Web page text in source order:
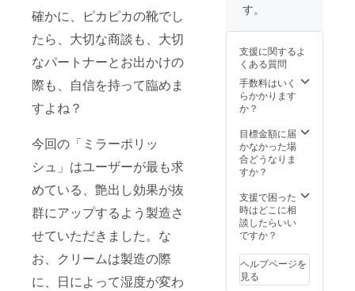
確かに、ピカピカの靴でし
たら、大切な商談も、大切
なパートナーとお出かけの
際も、自信を持って臨めま
すよね？
今回の「ミラーポリッ
シュ」はユーザーが最も求
めている、艶出し効果が抜
群にアップするよう製造さ
せていただきました。な
お、クリームは製造の際
に、日によって湿度が変わ
率は製
の販売
予定価
格に対
するも
ので
す。
支援に関するよ
くある質問
手数料はいく
らかかります
か？
目標金額に届
かなかった場
合どうなりま
すか？
支援で困った
時はどこに相
談したらいい
ですか？
ヘルプページを
見る